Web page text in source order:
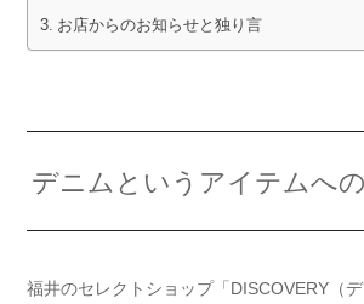
お店からのお知らせと独り言
デニムというアイテムへ
福井のセレクトショップ「DISCOVERY（